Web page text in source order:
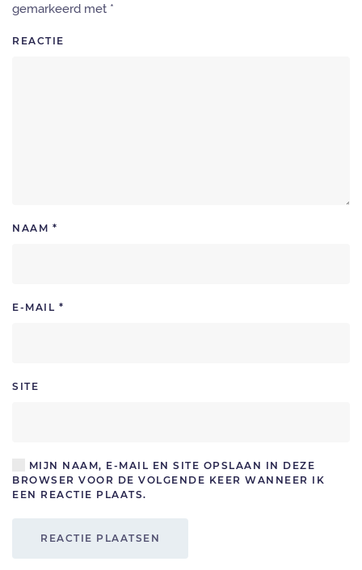
gemarkeerd met *
REACTIE
NAAM *
E-MAIL *
SITE
MIJN NAAM, E-MAIL EN SITE OPSLAAN IN DEZE
BROWSER VOOR DE VOLGENDE KEER WANNEER IK
EEN REACTIE PLAATS.
REACTIE PLAATSEN